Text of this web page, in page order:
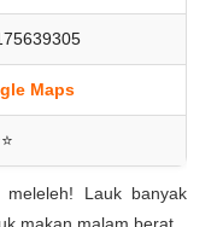
Maps
Lauk banyak